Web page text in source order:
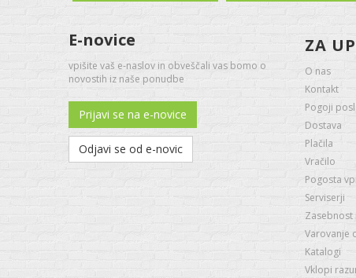
E-novice
vpišite vaš e-naslov in obveščali vas bomo o
novostih iz naše ponudbe
Prijavi se na e-novice
Odjavi se od e-novic
ZA
O nas
Kontakt
Pogoji
Dostava
Plačila
Vračilo
Pogosta
Serviserji
Zasebnost
Varovanje
Katalogi
Vklopi